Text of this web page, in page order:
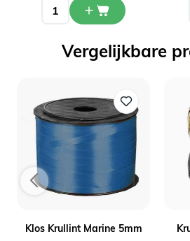
Vergelijkbare
Klos Krullint Marine 5mm